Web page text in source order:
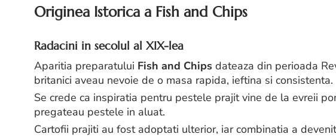
Originea Istorica a Fish and Chips
Radacini in secolul al XIX-lea
Aparitia preparatului Fish and Chips dateaza din perioada
britanici aveau nevoie de o masa rapida, ieftina si consistenta.
Se crede ca inspiratia pentru pestele prajit vine de la evreii
pregateau pestele in aluat.
Cartofii prajiti au fost adoptati ulterior, iar combinatia a